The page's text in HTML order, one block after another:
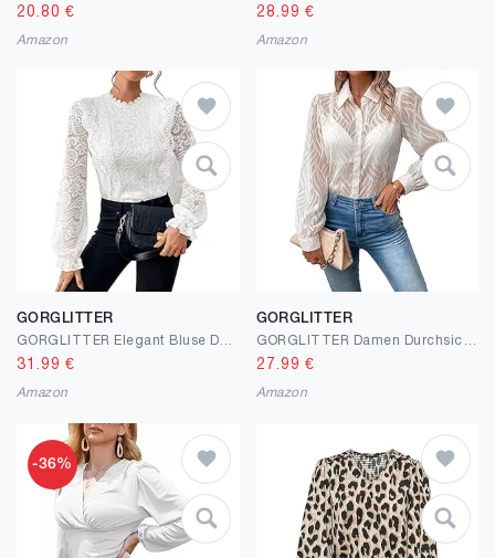
20.80 €
Amazon
28.99 €
Amazon
GORGLITTER
31.99 €
Amazon
GORGLITTER
27.99 €
Amazon
-36%